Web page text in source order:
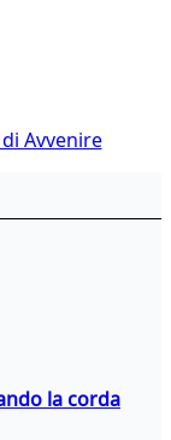
Avvenire
la corda